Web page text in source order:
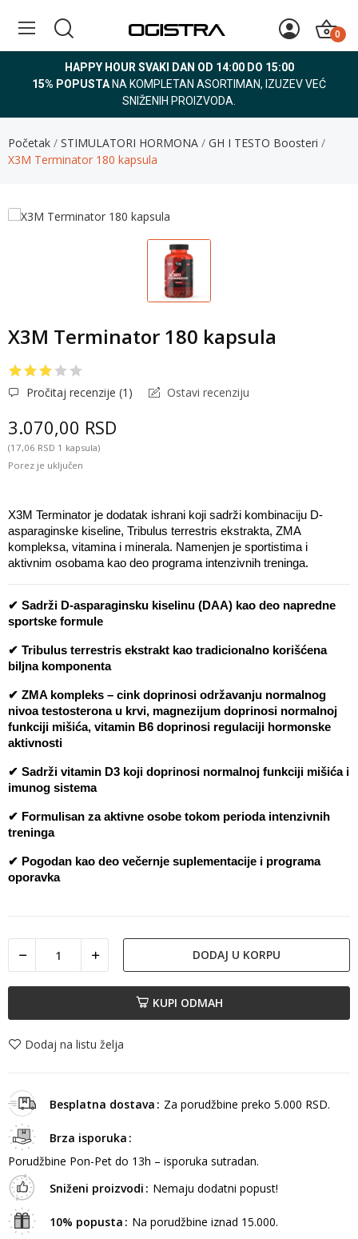
0
HAPPY HOUR SVAKI DAN OD 14:00 DO 15:00
15% POPUSTA NA KOMPLETAN ASORTIMAN, IZUZEV VEĆ
SNIŽENIH PROIZVODA.
Početak STIMULATORI HORMONA
GH I TESTO Boosteri
X3M Terminator 180 kapsula
X3M Terminator 180 kapsula
Pročitaj recenzije (1 ) Ostavi recenziju
3.070,00 RSD
(17,06 RSD 1 kapsula)
Porez je uključen
X3M Terminator je dodatak ishrani koji sadrži kombinaciju D-
asparaginske kiseline, Tribulus terrestris ekstrakta, ZMA
kompleksa, vitamina i minerala. Namenjen je sportistima i
aktivnim osobama kao deo programa intenzivnih treninga.
✔ Sadrži D-asparaginsku kiselinu (DAA) kao deo napredne
sportske formule
✔ Tribulus terrestris ekstrakt kao tradicionalno korišćena
biljna komponenta
✔ ZMA kompleks – cink doprinosi održavanju normalnog
nivoa testosterona u krvi, magnezijum doprinosi normalnoj
funkciji mišića, vitamin B6 doprinosi regulaciji hormonske
aktivnosti
✔ Sadrži vitamin D3 koji doprinosi normalnoj funkciji mišića i
imunog sistema
✔ Formulisan za aktivne osobe tokom perioda intenzivnih
treninga
✔ Pogodan kao deo večernje suplementacije i programa
oporavka
DODAJ U KORPU
KUPI ODMAH
Dodaj na listu želja
Besplatna dostava Za porudžbine preko 5.000 RSD.
Brza isporuka
Porudžbine Pon-Pet do 13h – isporuka sutradan.
Sniženi proizvodi
Nemaju dodatni popust!
10% popusta Na porudžbine iznad 15.000.